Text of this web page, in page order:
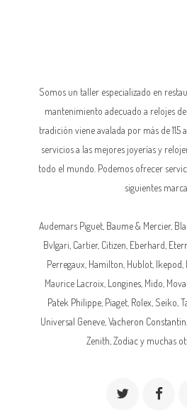
Somos un taller especializado en
mantenimiento adecuado a relojes
tradición viene avalada por más de
servicios a las mejores joyerías y
todo el mundo. Podemos ofrecer
siguientes
Audemars Piguet, Baume & Mercier,
Bvlgari, Cartier, Citizen, Eberhard,
Perregaux, Hamilton, Hublot, Ikepod
Maurice Lacroix, Longines , Mido,
Patek Philippe , Piaget, Rolex , Seiko,
Universal Geneve, Vacheron Constantin
Zenith, Zodiac y muchas